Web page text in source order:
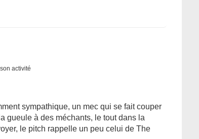
activité
sympathique, un mec qui se fait couper
gueule à des méchants, le tout dans la
le pitch rappelle un peu celui de The